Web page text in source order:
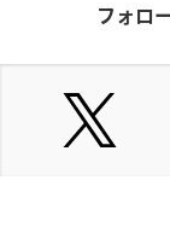
フォロ